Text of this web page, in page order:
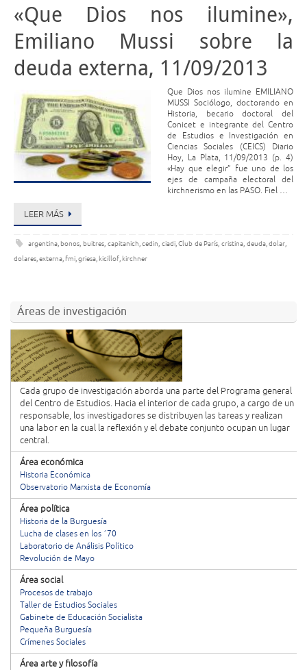
«Que Dios nos ilumine»,
Emiliano Mussi sobre la
deuda externa, 11/09/2013
Que Dios nos ilumine EMILIANO
MUSSI Sociólogo, doctorando en
Historia, becario doctoral del
Conicet e integrante del Centro
de Estudios e Investigación en
Ciencias Sociales (CEICS) Diario
Hoy, La Plata, 11/09/2013 (p. 4)
«Hay que elegir” fue uno de los
ejes de campaña electoral del
kirchnerismo en las PASO. Fiel …
LEER MÁS
argentina, bonos, buitres, capitanich,cedin, ciadi,Club de París, cristina, deuda,dolar,
dolares,externa, fmi,griesa, kicillof, kirchner
Áreas de investigación
Cada grupo de investigación aborda una parte del Programa general
del Centro de Estudios. Hacia el interior de cada grupo, a cargo de un
responsable, los investigadores se distribuyen las tareas y realizan
una labor en la cual la reflexión y el debate conjunto ocupan un lugar
central.
Área económica
Historia Económica
Observatorio Marxista de Economía
Área política
Historia de la Burguesía
Lucha de clases en los ´70
Laboratorio de Análisis Político
Revolución de Mayo
Área social
Procesos de trabajo
Taller de Estudios Sociales
Gabinete de Educación Socialista
Pequeña Burguesía
Crímenes Sociales
Área arte y filosofía